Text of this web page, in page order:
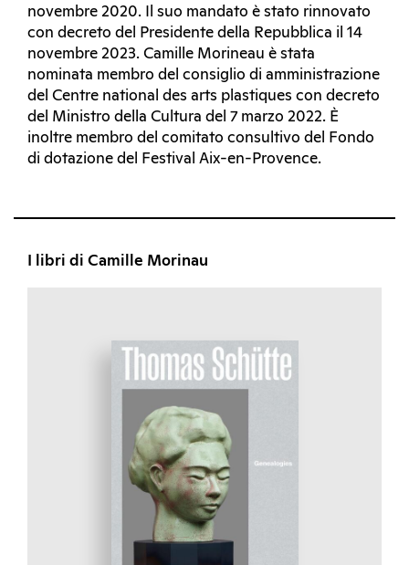
novembre 2020. Il suo mandato è stato rinnovato
con decreto del Presidente della Repubblica il 14
novembre 2023. Camille Morineau è stata
nominata membro del consiglio di amministrazione
del Centre national des arts plastiques con decreto
del Ministro della Cultura del 7 marzo 2022. È
inoltre membro del comitato consultivo del Fondo
di dotazione del Festival Aix-en-Provence.
I libri di Camille Morinau